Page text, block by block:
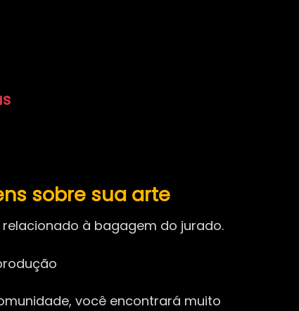
sobre sua arte
à bagagem do jurado.
você encontrará muito